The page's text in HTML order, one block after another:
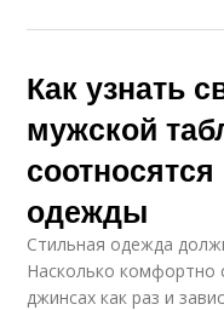
Как узнать
мужской
одежды
Стильная одежда
Насколько комфортно
джинсах как раз и